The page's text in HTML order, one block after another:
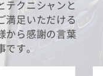
テクニシャンと
満足いただける
から感謝の言葉
す。